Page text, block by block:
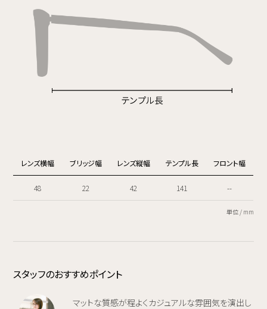
レンズ横幅 ブリッジ幅 レンズ縦幅 テンプル長 フロント幅
48 22 42 141 --
単位 / mm
スタッフのおすすめポイント
マットな質感が程よくカジュアルな雰囲気を演出し